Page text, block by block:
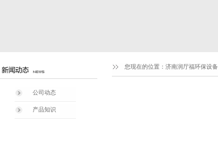
您现在的位置： 济南润厅福环保设
公司动态
产品知识